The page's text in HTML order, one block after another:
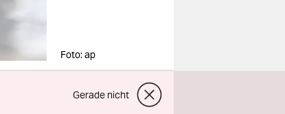
Foto: ap
Gerade nicht